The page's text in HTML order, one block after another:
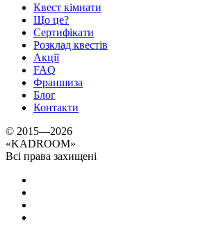
Квест кімнати
Що це?
Сертифікати
Розклад квестів
Акції
FAQ
Франшиза
Блог
Контакти
© 2015—2026
«KADROOM»
Всі права захищені